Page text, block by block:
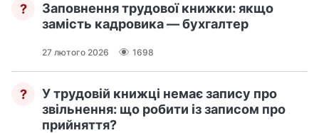
?
Заповнення трудової книжки: якщо
замість кадровика — бухгалтер
27 лютого 2026 1698
?
У трудовій книжці немає запису про
звільнення: що робити із записом про
прийняття?